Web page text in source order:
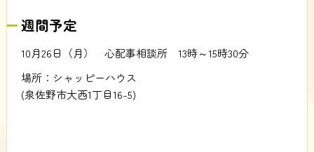
週間予定
10月26日（月） 心配事相談所 13時～15時30分
場所：シャッピーハウス
(泉佐野市大西1丁目16-5)